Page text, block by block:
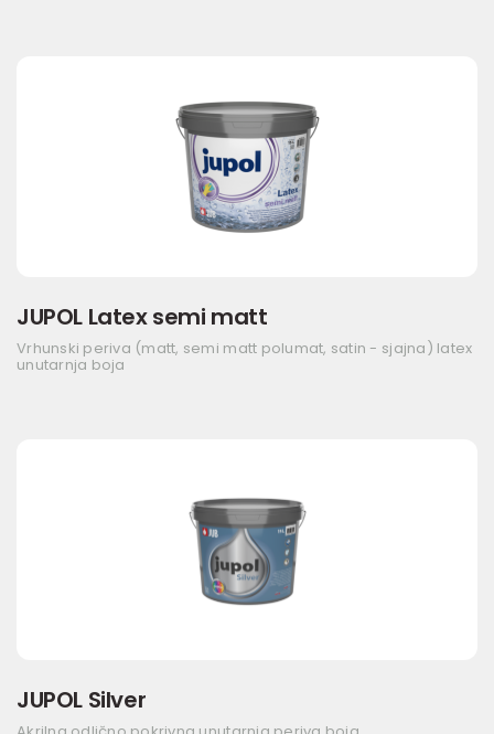
JUPOL Latex semi matt
Vrhunski periva (matt, semi matt polumat, satin - sjajna) latex
unutarnja boja
JUPOL Silver